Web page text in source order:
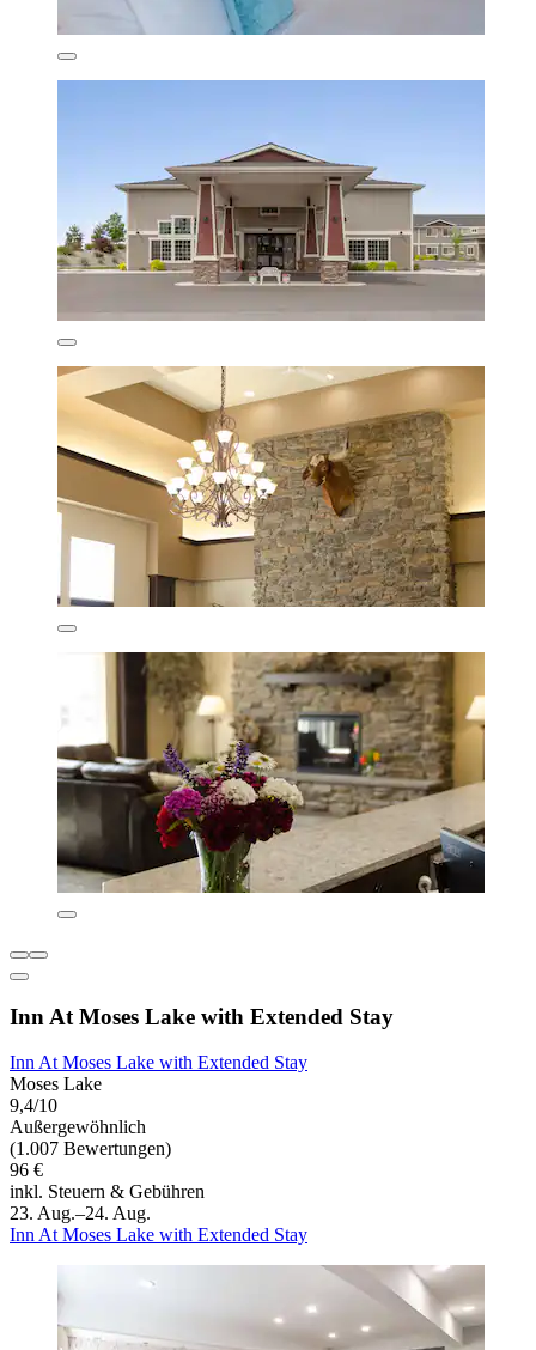
Inn At Moses Lake with Extended Stay
Inn At Moses Lake with Extended Stay
Moses Lake
9,4/10
Außergewöhnlich
(1.007 Bewertungen)
96 €
inkl. Steuern & Gebühren
23. Aug.–24. Aug.
Inn At Moses Lake with Extended Stay